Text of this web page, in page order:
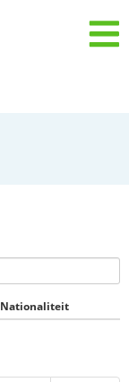
Nationaliteit